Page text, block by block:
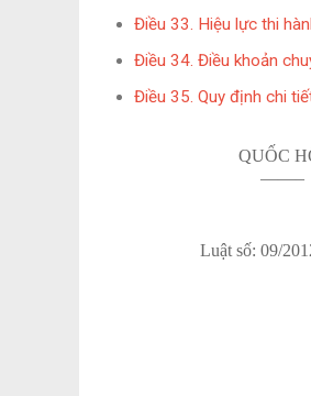
Điều 33. Hiệu lực thi
Điều 34. Điều khoản
Điều 35. Quy định chi
QUỐC
——–
Luật số: 09/